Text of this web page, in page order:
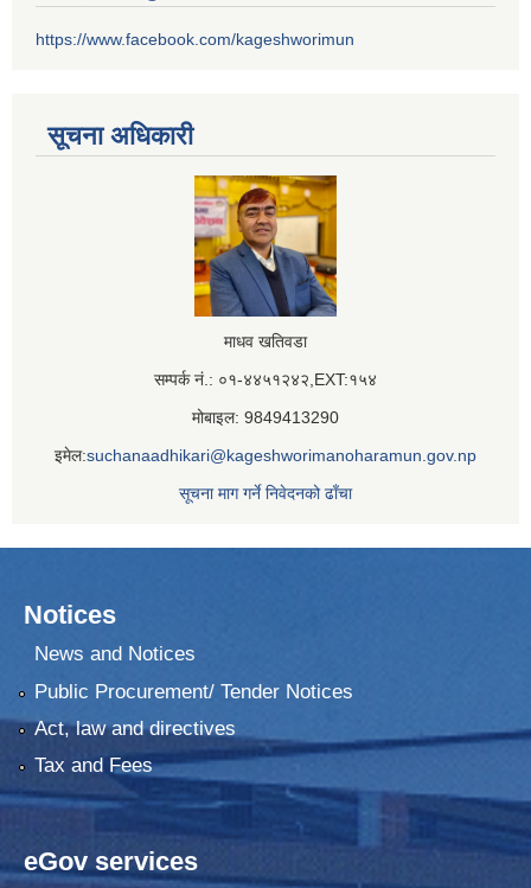
https://www.facebook.com/kageshworimun
सूचना अधिकारी
माधव खतिवडा
सम्पर्क नं.: ०१-४४५१२४२,EXT:१५४
मोबाइल: 9849413290
इमेल:suchanaadhikari@kageshworimanoharamun.gov.np
सूचना माग गर्ने निवेदनको ढाँचा
Notices
News and Notices
Public Procurement/ Tender Notices
Act, law and directives
Tax and Fees
eGov services